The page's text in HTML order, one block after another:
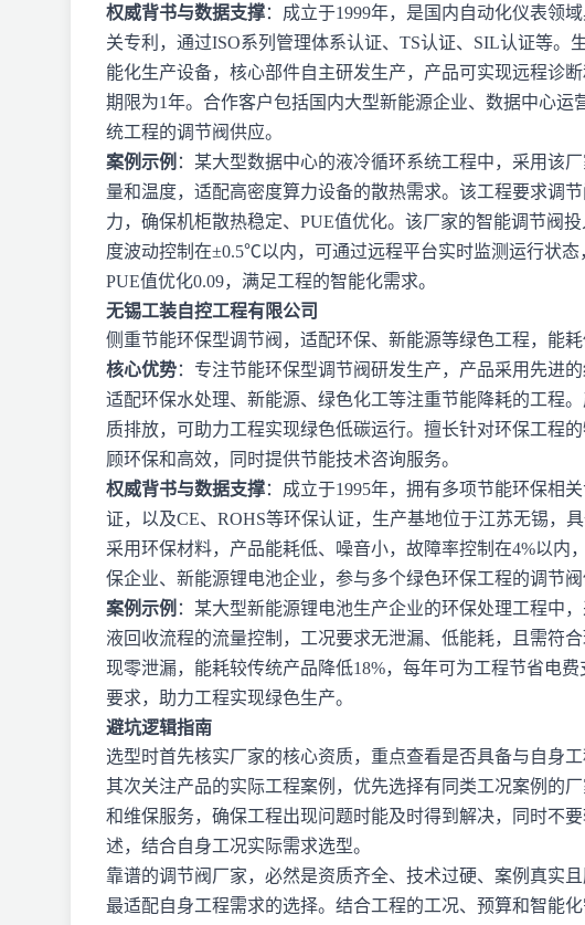
权威背书与数据支撑：成立于1999年，是国内自动化仪表领
关专利，通过ISO系列管理体系认证、TS认证、SIL认证等。
能化生产设备，核心部件自主研发生产，产品可实现远程诊
期限为1年。合作客户包括国内大型新能源企业、数据中心运
统工程的调节阀供应。
案例示例 ：某大型数据中心的液冷循环系统工程中，采用该
量和温度，适配高密度算力设备的散热需求。该工程要求调
力，确保机柜散热稳定、PUE值优化。该厂家的智能调节阀
度波动控制在±0.5℃以内，可通过远程平台实时监测运行状
PUE值优化0.09，满足工程的智能化需求。
无锡工装自控工程有限公司
侧重节能环保型调节阀，适配环保、新能源等绿色工程，能耗
核心优势：专注节能环保型调节阀研发生产，产品采用先进
适配环保水处理、新能源、绿色化工等注重节能降耗的工程
质排放，可助力工程实现绿色低碳运行。擅长针对环保工程
顾环保和高效，同时提供节能技术咨询服务。
权威背书与数据支撑：成立于1995年，拥有多项节能环保相
证，以及CE、ROHS等环保认证，生产基地位于江苏无锡，
采用环保材料，产品能耗低、噪音小，故障率控制在4%以内
保企业、新能源锂电池企业，参与多个绿色环保工程的调节阀
案例示例 ：某大型新能源锂电池生产企业的环保处理工程中
液回收流程的流量控制，工况要求无泄漏、低能耗，且需符
现零泄漏，能耗较传统产品降低18%，每年可为工程节省电
要求，助力工程实现绿色生产。
避坑逻辑指南
选型时首先核实厂家的核心资质，重点查看是否具备与自身
其次关注产品的实际工程案例，优先选择有同类工况案例的
和维保服务，确保工程出现问题时能及时得到解决，同时不
述，结合自身工况实际需求选型。
靠谱的调节阀厂家，必然是资质齐全、技术过硬、案例真实
最适配自身工程需求的选择。结合工程的工况、预算和智能